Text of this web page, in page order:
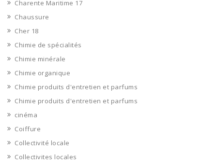
Charente Maritime 17
Chaussure
Cher 18
Chimie de spécialités
Chimie minérale
Chimie organique
Chimie produits d'entretien et parfums
Chimie produits d'entretien et parfums
cinéma
Coiffure
Collectivité locale
Collectivites locales